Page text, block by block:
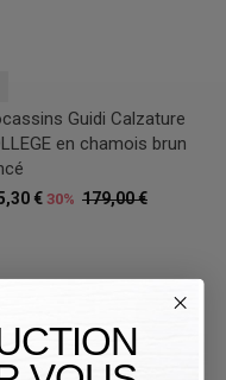
Guidi Calzature
en chamois brun
179,00 €
€ 30%
30%